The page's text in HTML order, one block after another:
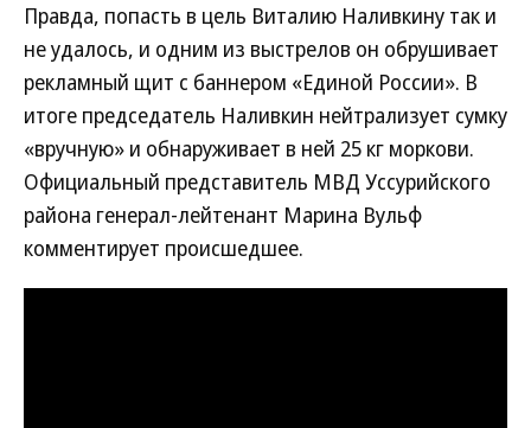
Правда, попасть в цель Виталию Наливкину так и
не удалось, и одним из выстрелов он обрушивает
рекламный щит с баннером «Единой России». В
итоге председатель Наливкин нейтрализует сумку
«вручную» и обнаруживает в ней 25 кг моркови.
Официальный представитель МВД Уссурийского
района генерал-лейтенант Марина Вульф
комментирует происшедшее.